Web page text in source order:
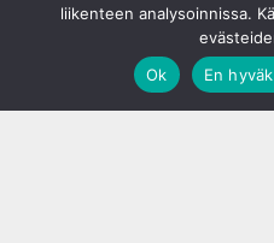
liikenteen analysoinnissa.
Ok
En